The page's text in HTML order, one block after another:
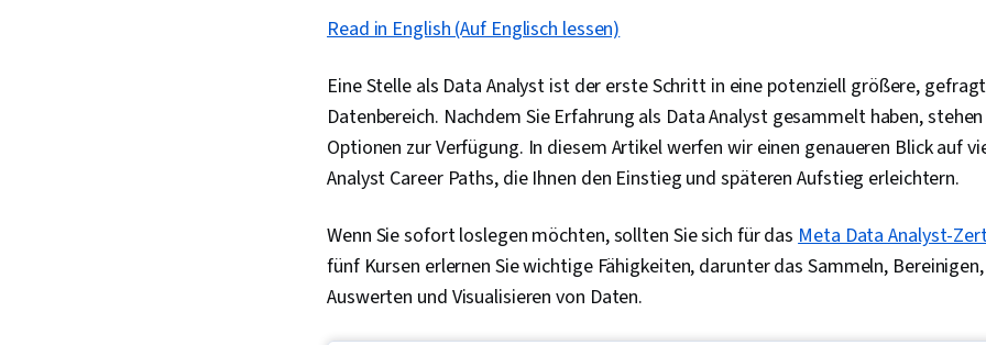
Read in English (Auf Englisch lessen)
Eine Stelle als Data Analyst ist der erste Schritt in eine potenziell größere,
Datenbereich. Nachdem Sie Erfahrung als Data Analyst gesammelt haben,
Optionen zur Verfügung. In diesem Artikel werfen wir einen genaueren Blick auf
Analyst Career Paths, die Ihnen den Einstieg und späteren Aufstieg erleichtern.
Wenn Sie sofort loslegen möchten, sollten Sie sich für dasMeta Data Analyst-
fünf Kursen erlernen Sie wichtige Fähigkeiten, darunter das Sammeln,
Auswerten und Visualisieren von Daten.